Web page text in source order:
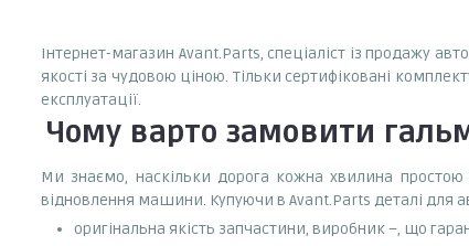
Інтернет-магазин Avant.Parts, спеціаліст із продажу
якості за чудовою ціною. Тільки сертифіковані
експлуатації.
Чому варто замовити
Ми знаємо, наскільки дорога кожна хвилина простою
відновлення машини. Купуючи в Avant.Parts деталі для
оригінальна якість запчастини, виробник –, що